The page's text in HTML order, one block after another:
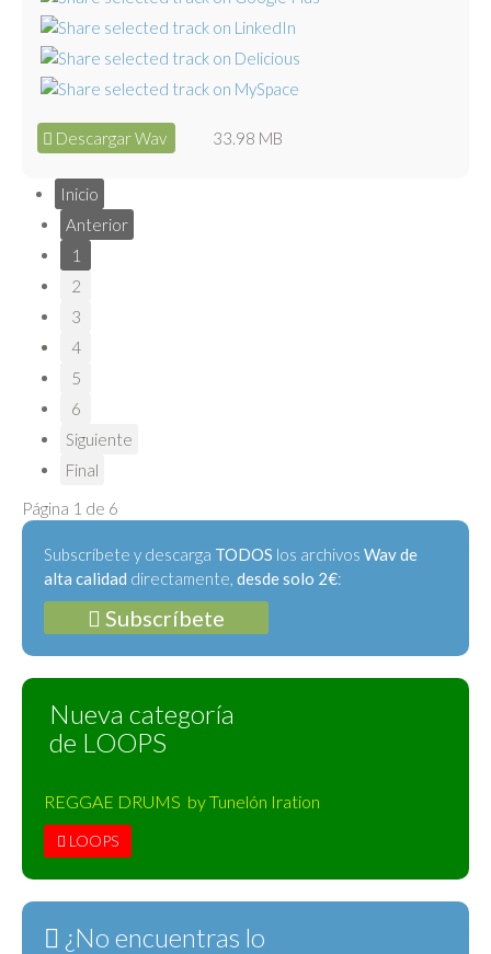
Descargar Wav 33.98 MB
Inicio
Anterior
1
2
3
4
5
6
Siguiente
Final
Página 1 de 6
Subscríbete y descarga TODOS los archivos Wav de
alta calidad directamente, desde solo 2€:
Subscríbete
Nueva categoría
de LOOPS
REGGAE DRUMS by Tunelón Iration
LOOPS
¿No encuentras lo